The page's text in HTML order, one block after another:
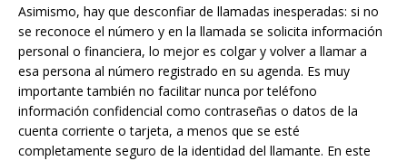
Asimismo, hay que desconfiar de llamadas inesperadas: si no
se reconoce el número y en la llamada se solicita información
personal o financiera, lo mejor es colgar y volver a llamar a
esa persona al número registrado en su agenda. Es muy
importante también no facilitar nunca por teléfono
información confidencial como contraseñas o datos de la
cuenta corriente o tarjeta, a menos que se esté
completamente seguro de la identidad del llamante. En este